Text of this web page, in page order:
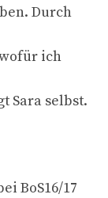
Durch
ich
Sara selbst.
BoS16/17